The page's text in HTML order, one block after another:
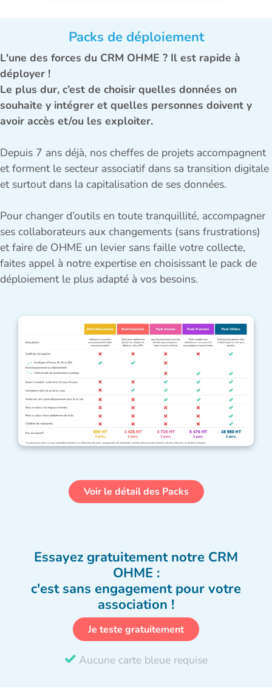
Packs de déploiement
L'une des forces du CRM OHME ? Il est rapide à
déployer !
Le plus dur, c’est de choisir quelles données on
souhaite y intégrer et quelles personnes doivent y
avoir accès et/ou les exploiter.
Depuis 7 ans déjà, nos cheffes de projets accompagnent
et forment le secteur associatif dans sa transition digitale
et surtout dans la capitalisation de ses données.
Pour changer d’outils en toute tranquillité, accompagner
ses collaborateurs aux changements (sans frustrations)
et faire de OHME un levier sans faille votre collecte,
faites appel à notre expertise en choisissant le pack de
déploiement le plus adapté à vos besoins.
Voir le détail des Packs
Essayez gratuitement notre CRM
OHME :
c'est sans engagement pour votre
association !
Je teste gratuitement
Aucune carte bleue requise